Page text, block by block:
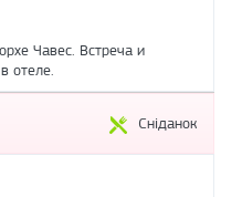
Чавес. Встреча и
отеле.
Сніданок